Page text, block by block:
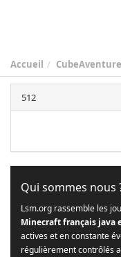
Accueil CubeAventure
512
Qui sommes nous
Lsm.org rassemble les
Minecraft français java
actives et en constante
régulièrement contrôlés